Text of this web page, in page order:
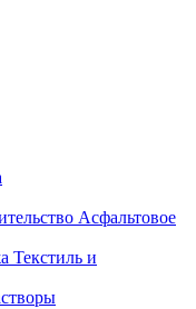
Асфальтовое
Текстиль и